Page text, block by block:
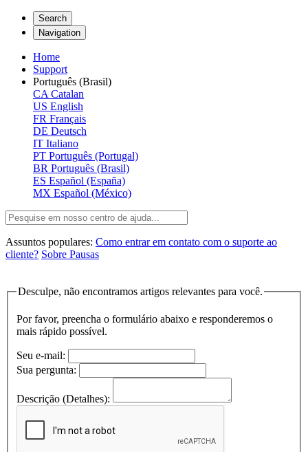
Search
Navigation
Home
Support
Português (Brasil)
CA Catalan
US English
FR Français
DE Deutsch
IT Italiano
PT Português (Portugal)
BR Português (Brasil)
ES Español (España)
MX Español (México)
Assuntos populares: Como entrar em contato com o suporte ao
cliente? Sobre Pausas
Desculpe, não encontramos artigos relevantes para você.
Por favor, preencha o formulário abaixo e responderemos o
mais rápido possível.
Seu e-mail:
Sua pergunta:
Descrição (Detalhes):